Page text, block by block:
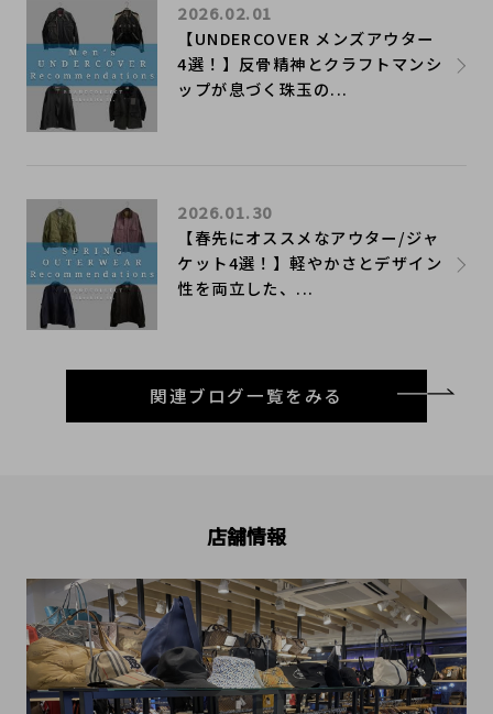
【UNDERCOVER メンズアウター
4選！】反骨精神とクラフトマンシ
ップが息づく珠玉の...
2026.02.01
【春先にオススメなアウター/ジャ
ケット4選！】軽やかさとデザイン
性を両立した、...
2026.01.30
関連ブログ一覧をみる
店舗情報